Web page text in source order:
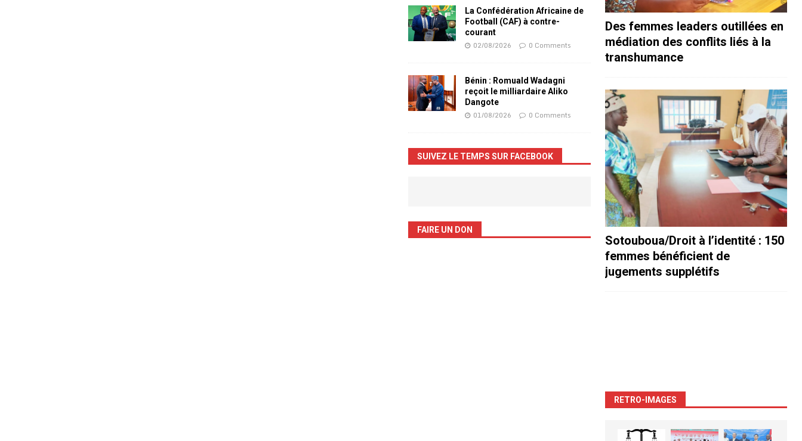
La Confédération Africaine de
Football (CAF) à contre-
courant
02/08/2026 0 Comments
Bénin : Romuald Wadagni
reçoit le milliardaire Aliko
Dangote
01/08/2026 0 Comments
SUIVEZ LE TEMPS SUR FACEBOOK
FAIRE UN DON
Des femmes leaders outillées en
médiation des conflits liés à la
transhumance
Sotouboua/Droit à l’identité : 150
femmes bénéficient de
jugements supplétifs
RETRO-IMAGES